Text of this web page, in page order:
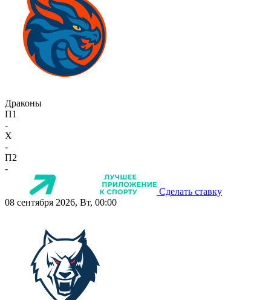
Драконы
П1
-
X
-
П2
-
Сделать ставку
08 сентября 2026, Вт, 00:00